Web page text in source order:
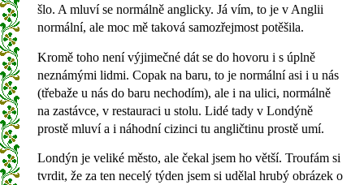
šlo. A mluví se normálně anglicky. Já vím, to je v Anglii
normální, ale moc mě taková samozřejmost potěšila.
Kromě toho není výjimečné dát se do hovoru i s úplně
neznámými lidmi. Copak na baru, to je normální asi i u nás
(třebaže u nás do baru nechodím), ale i na ulici, normálně
na zastávce, v restauraci u stolu. Lidé tady v Londýně
prostě mluví a i náhodní cizinci tu angličtinu prostě umí.
Londýn je veliké město, ale čekal jsem ho větší. Troufám si
tvrdit, že za ten necelý týden jsem si udělal hrubý obrázek o